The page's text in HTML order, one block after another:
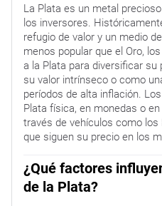
La Plata es un metal
los inversores.
refugio de valor y un medio
menos popular que el Oro,
a la Plata para diversificar
su valor intrínseco o como
períodos de alta inflación.
Plata física, en monedas o
través de vehículos como los
que siguen su precio en los
¿Qué factores
de la Plata?